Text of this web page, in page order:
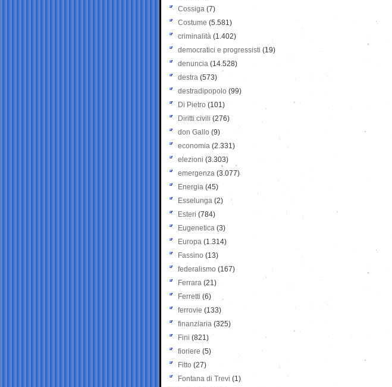
Cossiga (7)
Costume (5.581)
criminalità (1.402)
democratici e progressisti (19)
denuncia (14.528)
destra (573)
destradipopolo (99)
Di Pietro (101)
Diritti civili (276)
don Gallo (9)
economia (2.331)
elezioni (3.303)
emergenza (3.077)
Energia (45)
Esselunga (2)
Esteri (784)
Eugenetica (3)
Europa (1.314)
Fassino (13)
federalismo (167)
Ferrara (21)
Ferretti (6)
ferrovie (133)
finanziaria (325)
Fini (821)
fioriere (5)
Fitto (27)
Fontana di Trevi (1)